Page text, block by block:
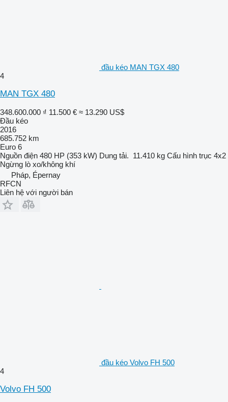
đầu kéo MAN TGX 480
4
MAN TGX 480
348.600.000 ₫ 11.500 € ≈ 13.290 US$
Đầu kéo
2016
685.752 km
Euro 6
Nguồn điện 480 HP (353 kW) Dung tải. 11.410 kg Cấu hình trục 4x2
Ngừng lò xo/không khí
Pháp, Épernay
RFCN
Liên hệ với người bán
đầu kéo Volvo FH 500
4
Volvo FH 500